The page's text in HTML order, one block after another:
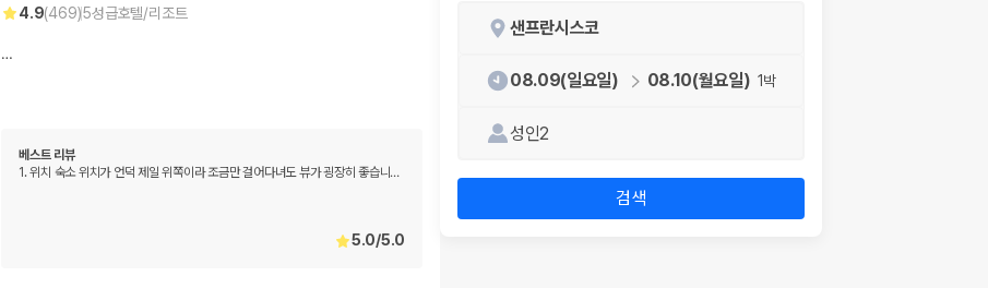
4.9(469)5성급호텔/리조트
…
베스트 리뷰
1. 위치 숙소 위치가 언덕 제일 위쪽이라 조금만 걸어다녀도 뷰가 굉장히 좋습니 …
5.0/5.0
샌프란시스코
08.09(일요일) 08.10(월요일) 1박
성인2
검색